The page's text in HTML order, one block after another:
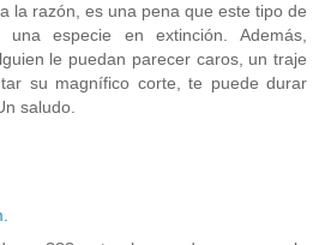
la razón, es una pena que este tipo de
especie en extinción. Además,
le puedan parecer caros, un traje
su magnífico corte, te puede durar
saludo.